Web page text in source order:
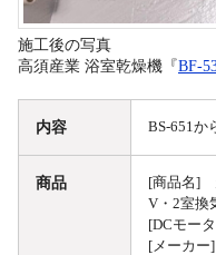
施工後の写真
高須産業 浴室乾燥機『BF-
内容 BS-651か
商品
[商品名]
V・2室換
[DCモー
[メーカ